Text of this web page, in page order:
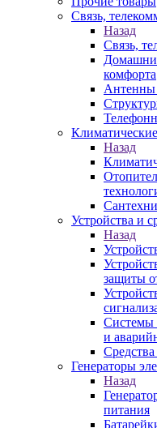
Связь,
Назад
Связь,
комфорта
Антенны
Назад
Устройства и
Назад
защиты
Системы
и
Генераторы
Назад
питания